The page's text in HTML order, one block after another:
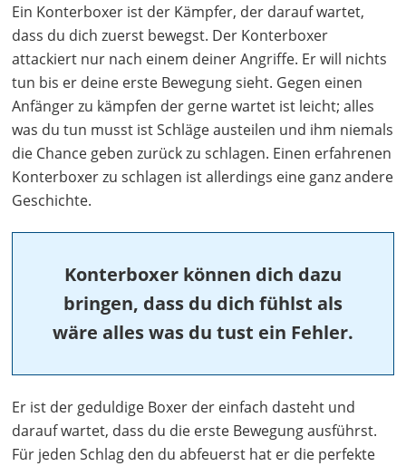
Ein Konterboxer ist der Kämpfer, der darauf wartet,
dass du dich zuerst bewegst. Der Konterboxer
attackiert nur nach einem deiner Angriffe. Er will nichts
tun bis er deine erste Bewegung sieht. Gegen einen
Anfänger zu kämpfen der gerne wartet ist leicht; alles
was du tun musst ist Schläge austeilen und ihm niemals
die Chance geben zurück zu schlagen. Einen erfahrenen
Konterboxer zu schlagen ist allerdings eine ganz andere
Geschichte.
Konterboxer können dich dazu
bringen, dass du dich fühlst als
wäre alles was du tust ein Fehler.
Er ist der geduldige Boxer der einfach dasteht und
darauf wartet, dass du die erste Bewegung ausführst.
Für jeden Schlag den du abfeuerst hat er die perfekte